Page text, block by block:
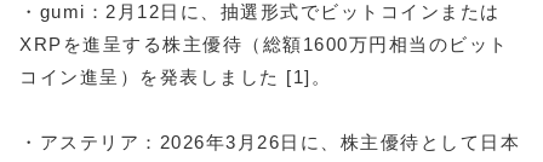
・gumi：2月12日に、抽選形式でビットコインまたは
XRPを進呈する株主優待（総額1600万円相当のビット
コイン進呈）を発表しました [1]。
・アステリア：2026年3月26日に、株主優待として日本